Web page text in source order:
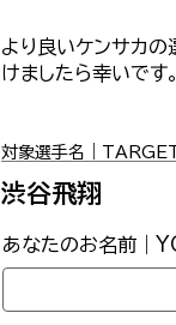
より良いケンサカ
けましたら幸いです。
対象選手名｜
渋谷飛翔
あなたのお名前｜